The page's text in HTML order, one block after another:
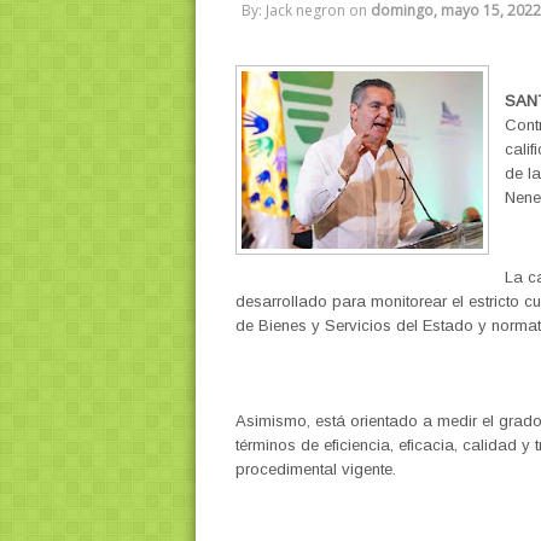
By: Jack negron on domingo, mayo 15, 2022
de
La
desarrollado para monitorear el estricto
de Bienes y Servicios del Estado y
Asimismo, está orientado a medir el
términos de eficiencia, eficacia, calidad y
procedimental vigente.